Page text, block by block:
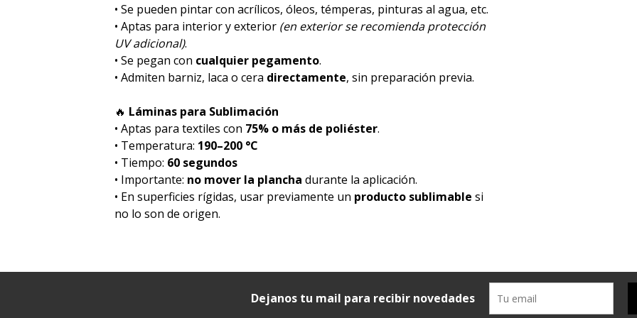
• Se pueden pintar con acrílicos, óleos, témperas, pinturas al agua, etc.
• Aptas para interior y exterior (en exterior se recomienda protección
UV adicional).
• Se pegan con cualquier pegamento.
• Admiten barniz, laca o cera directamente, sin preparación previa.
🔥 Láminas para Sublimación
• Aptas para textiles con 75% o más de poliéster.
• Temperatura: 190–200 °C
• Tiempo: 60 segundos
• Importante: no mover la plancha durante la aplicación.
• En superficies rígidas, usar previamente un producto sublimable si
no lo son de origen.
Dejanos tu mail para recibir novedades